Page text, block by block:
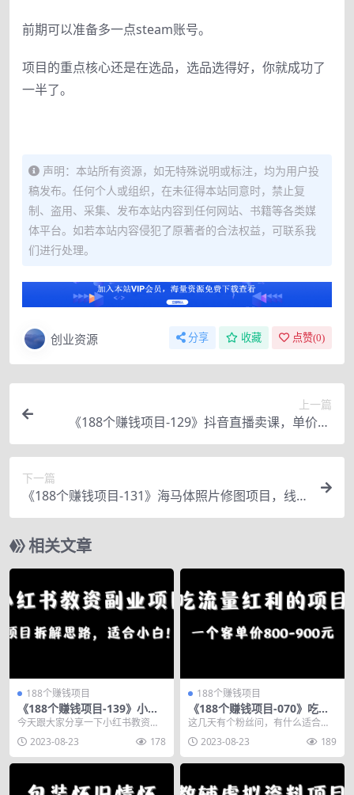
前期可以准备多一点steam账号。
项目的重点核心还是在选品，选品选得好，你就成功了
一半了。
声明：本站所有资源，如无特殊说明或标注，均为用户投
稿发布。任何个人或组织，在未征得本站同意时，禁止复
制、盗用、采集、发布本站内容到任何网站、书籍等各类媒
体平台。如若本站内容侵犯了原著者的合法权益，可联系我
们进行处理。
创业资源 分享 收藏 点赞(0)
上一篇
《188个赚钱项目-129》抖音直播卖课，单价28
元，0成本月入过万
下一篇
《188个赚钱项目-131》海马体照片修图项目，线
上修图，每天收益1000+
相关文章
188个赚钱项目
《188个赚钱项目-139》小红
书教资副业项目，项目拆解思
路，适合小白！
今天跟大家分享一下小红书教资副
业项目的玩法思路。相信很多人都
对小红书教资项目感兴...
2023-08-23 178
188个赚钱项目
《188个赚钱项目-070》吃流
量红利的赚钱项目，一个客单
价800-900元
这几天有个粉丝问，有什么适合大
学生操作的项目吗？ 大学生所处的
阶段应该是进入社会...
2023-08-23 189